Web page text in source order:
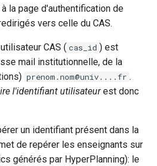
la page d'authentification de
vers celle du CAS.
CAS ( cas_id ) est
mail institutionnelle, de la
prenom.nom@univ....fr .
l'identifiant utilisateurest donc
un identifiant présent dans la
de repérer les enseignants sur
générés par HyperPlanning): le